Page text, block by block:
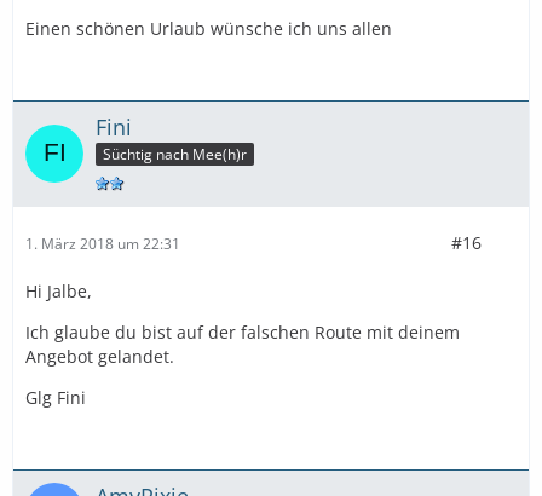
Einen schönen Urlaub wünsche ich uns allen
Fini
Süchtig nach Mee(h)r
1. März 2018 um 22:31 #16
Hi Jalbe,
Ich glaube du bist auf der falschen Route mit deinem
Angebot gelandet.
Glg Fini